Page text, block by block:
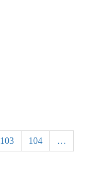
103 104 …